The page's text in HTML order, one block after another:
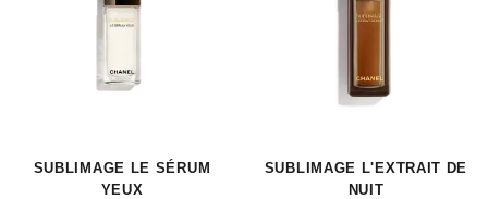
SUBLIMAGE LE SÉRUM
YEUX
SUBLIMAGE L'EXTRAIT DE
NUIT